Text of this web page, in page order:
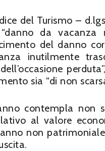
del Turismo –
da vacanza
del danno
inutilmente
sia “di non
contempla non
al valore
non